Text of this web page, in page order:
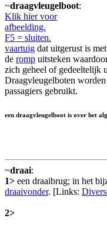
~draagvleugelboot:
Klik hier voor
afbeelding.
F5 = sluiten.
vaartuig dat uitgerust is
de romp uitsteken
zich geheel of gedeeltelijk
Draagvleugelboten
passagiers gebruikt.
een draagvleugelboot is over het
~draai:
1> een draaibrug; in het
draaivonder. [Links:
2>